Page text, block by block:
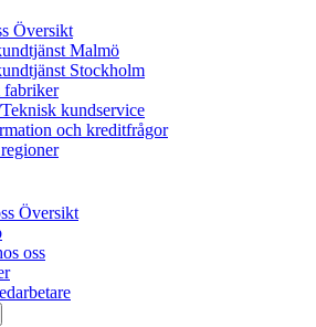
Översikt
Malmö
Stockholm
fabriker
kundservice
och kreditfrågor
Översikt
oss